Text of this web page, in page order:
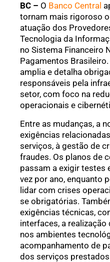
BC – O Banco Central
tornam mais rigoroso
atuação dos
Tecnologia da
no Sistema Financeiro
Pagamentos
amplia e detalha
responsáveis pela
setor, com foco na
operacionais e
Entre as mudanças, a
exigências
serviços, à gestão de
fraudes. Os planos de
passam a exigir testes
vez por ano, enquanto
lidar com crises
se obrigatórias.
exigências técnicas,
interfaces, a
nos ambientes
acompanhamento de
dos serviços